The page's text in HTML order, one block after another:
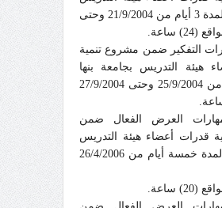
وحتى
التفكير ضمن مشروع تنمية
هيئة التدريس بجامعة بنها
لمدة 3 أيام من 25/9/2004 وحتى 27/9/2004
العرض الفعال ضمن
قدرات أعضاء هيئة التدريس
بجامعة بنها لمدة خمسة أيام من 26/4/2006